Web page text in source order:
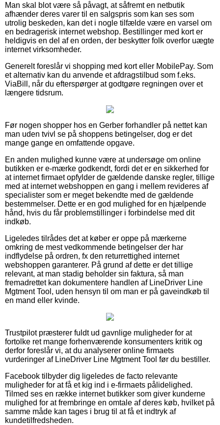
Man skal blot være så påvagt, at såfremt en netbutik
afhænder deres varer til en salgspris som kan ses som
utrolig beskeden, kan det i nogle tilfælde være en varsel om
en bedragerisk internet webshop. Bestillinger med kort er
heldigvis en del af en orden, der beskytter folk overfor uægte
internet virksomheder.
Generelt foreslår vi shopping med kort eller MobilePay. Som
et alternativ kan du anvende et afdragstilbud som f.eks.
ViaBill, når du efterspørger at godtgøre regningen over et
længere tidsrum.
Før nogen shopper hos en Gerber forhandler på nettet kan
man uden tvivl se på shoppens betingelser, dog er det
mange gange en omfattende opgave.
En anden mulighed kunne være at undersøge om online
butikken er e-mærke godkendt, fordi det er en sikkerhed for
at internet firmaet opfylder de gældende danske regler, tillige
med at internet webshoppen en gang i mellem revideres af
specialister som er meget bekendte med de gældende
bestemmelser. Dette er en god mulighed for en hjælpende
hånd, hvis du får problemstillinger i forbindelse med dit
indkøb.
Ligeledes tilrådes det at køber er oppe på mærkerne
omkring de mest vedkommende betingelser der har
indflydelse på ordren, fx den returrettighed internet
webshoppen garanterer. På grund af dette er det tillige
relevant, at man stadig beholder sin faktura, så man
fremadrettet kan dokumentere handlen af LineDriver Line
Mgtment Tool, uden hensyn til om man er på gaveindkøb til
en mand eller kvinde.
Trustpilot præsterer fuldt ud gavnlige muligheder for at
fortolke ret mange forhenværende konsumenters kritik og
derfor foreslår vi, at du analyserer online firmaets
vurderinger af LineDriver Line Mgtment Tool før du bestiller.
Facebook tilbyder dig ligeledes de facto relevante
muligheder for at få et kig ind i e-firmaets pålidelighed.
Tilmed ses en række internet butikker som giver kunderne
mulighed for at frembringe en omtale af deres køb, hvilket på
samme måde kan tages i brug til at få et indtryk af
kundetilfredsheden.